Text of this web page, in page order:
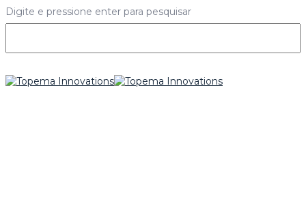
Digite e pressione enter para pesquisar